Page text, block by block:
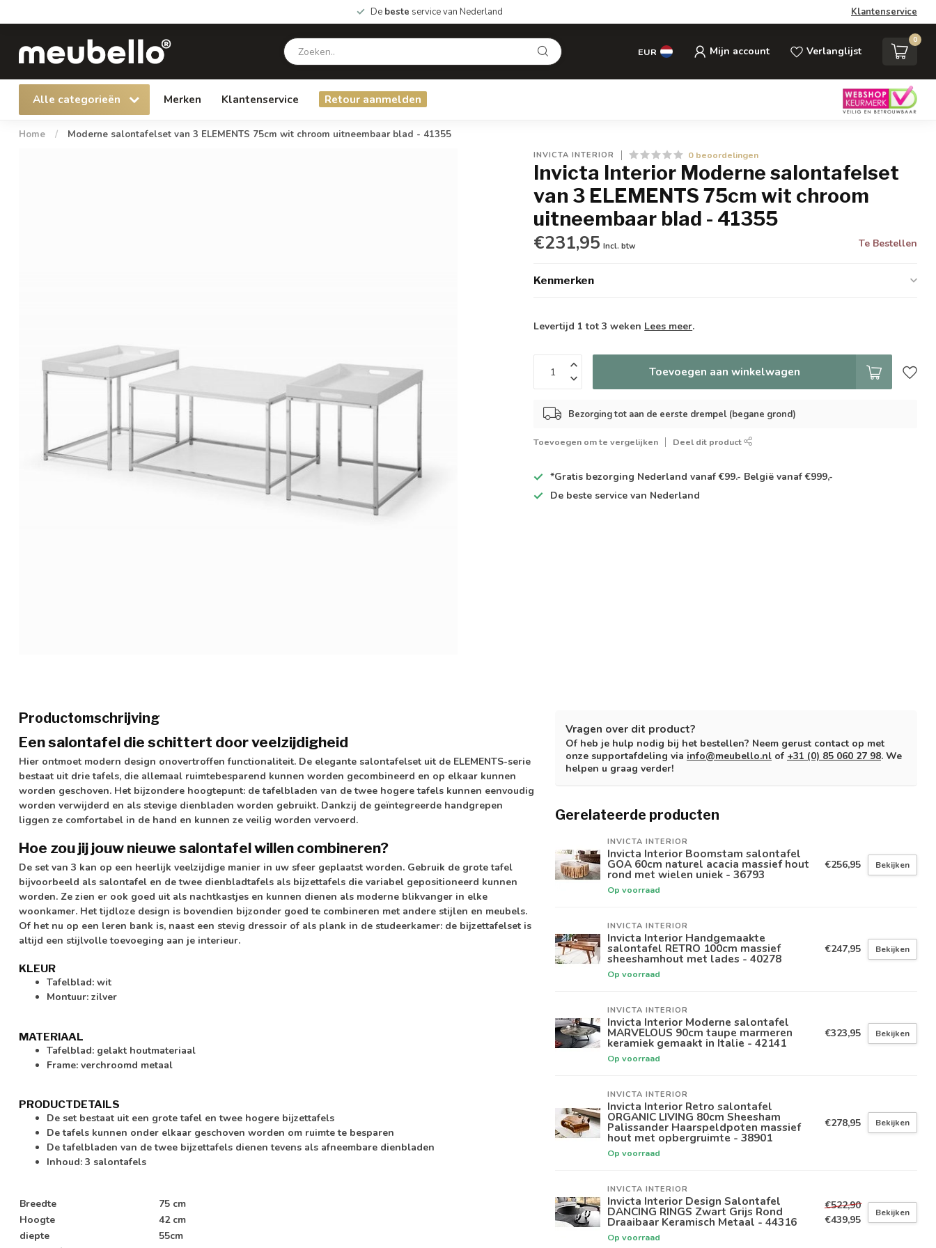
De beste service van Nederland Klantenservice
EUR Mijn account Verlanglijst
0
Alle categorieën Merken Klantenservice Retour aanmelden
Home / Moderne salontafelset van 3 ELEMENTS 75cm wit chroom uitneembaar blad - 41355
INVICTA INTERIOR 0 beoordelingen
Invicta Interior Moderne salontafelset
van 3 ELEMENTS 75cm wit chroom
uitneembaar blad - 41355
€231,95 Incl. btw Te Bestellen
Kenmerken
Levertijd 1 tot 3 weken Lees meer.
Toevoegen aan winkelwagen
Bezorging tot aan de eerste drempel (begane grond)
Toevoegen om te vergelijken Deel dit product
*Gratis bezorging Nederland vanaf €99.- België vanaf €999,-
De beste service van Nederland
Productomschrijving
Een salontafel die schittert door veelzijdigheid
Hier ontmoet modern design onovertroffen functionaliteit. De elegante salontafelset uit de ELEMENTS-serie
bestaat uit drie tafels, die allemaal ruimtebesparend kunnen worden gecombineerd en op elkaar kunnen
worden geschoven. Het bijzondere hoogtepunt: de tafelbladen van de twee hogere tafels kunnen eenvoudig
worden verwijderd en als stevige dienbladen worden gebruikt. Dankzij de geïntegreerde handgrepen
liggen ze comfortabel in de hand en kunnen ze veilig worden vervoerd.
Hoe zou jij jouw nieuwe salontafel willen combineren?
De set van 3 kan op een heerlijk veelzijdige manier in uw sfeer geplaatst worden. Gebruik de grote tafel
bijvoorbeeld als salontafel en de twee dienbladtafels als bijzettafels die variabel gepositioneerd kunnen
worden. Ze zien er ook goed uit als nachtkastjes en kunnen dienen als moderne blikvanger in elke
woonkamer. Het tijdloze design is bovendien bijzonder goed te combineren met andere stijlen en meubels.
Of het nu op een leren bank is, naast een stevig dressoir of als plank in de studeerkamer: de bijzettafelset is
altijd een stijlvolle toevoeging aan je interieur.
KLEUR
Tafelblad: wit
Montuur: zilver
MATERIAAL
Tafelblad: gelakt houtmateriaal
Frame: verchroomd metaal
PRODUCTDETAILS
De set bestaat uit een grote tafel en twee hogere bijzettafels
De tafels kunnen onder elkaar geschoven worden om ruimte te besparen
De tafelbladen van de twee bijzettafels dienen tevens als afneembare dienbladen
Inhoud: 3 salontafels
Breedte
75 cm
Hoogte
42 cm
diepte
55cm
Vragen over dit product?
Of heb je hulp nodig bij het bestellen? Neem gerust contact op met
onze supportafdeling via info@meubello.nl of +31 (0) 85 060 27 98. We
helpen u graag verder!
Gerelateerde producten
INVICTA INTERIOR
Invicta Interior Boomstam salontafel
GOA 60cm naturel acacia massief hout
rond met wielen uniek - 36793
Op voorraad
€256,95 Bekijken
INVICTA INTERIOR
Invicta Interior Handgemaakte
salontafel RETRO 100cm massief
sheeshamhout met lades - 40278
Op voorraad
€247,95 Bekijken
INVICTA INTERIOR
Invicta Interior Moderne salontafel
MARVELOUS 90cm taupe marmeren
keramiek gemaakt in Italie - 42141
Op voorraad
€323,95 Bekijken
INVICTA INTERIOR
Invicta Interior Retro salontafel
ORGANIC LIVING 80cm Sheesham
Palissander Haarspeldpoten massief
hout met opbergruimte - 38901
Op voorraad
€278,95 Bekijken
INVICTA INTERIOR
Invicta Interior Design Salontafel
DANCING RINGS Zwart Grijs Rond
Draaibaar Keramisch Metaal - 44316
Op voorraad
€522,90
€439,95
Bekijken